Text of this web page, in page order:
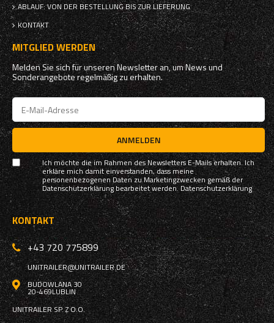
ABLAUF: VON DER BESTELLUNG BIS ZUR LIEFERUNG
KONTAKT
MITGLIED WERDEN
Melden Sie sich für unseren Newsletter an, um News und
Sonderangebote regelmäßig zu erhalten.
ANMELDEN
Ich möchte die im Rahmen des Newsletters E-Mails erhalten. Ich
erkläre mich damit einverstanden, dass meine
personenbezogenen Daten zu Marketingzwecken gemäß der
Datenschutzerklärung bearbeitet werden.Datenschutzerklärung
KONTAKT
+43 720 775899
UNITRAILER@UNITRAILER.DE
BUDOWLANA 30
20-469LUBLIN
UNITRAILER SP. Z O.O.